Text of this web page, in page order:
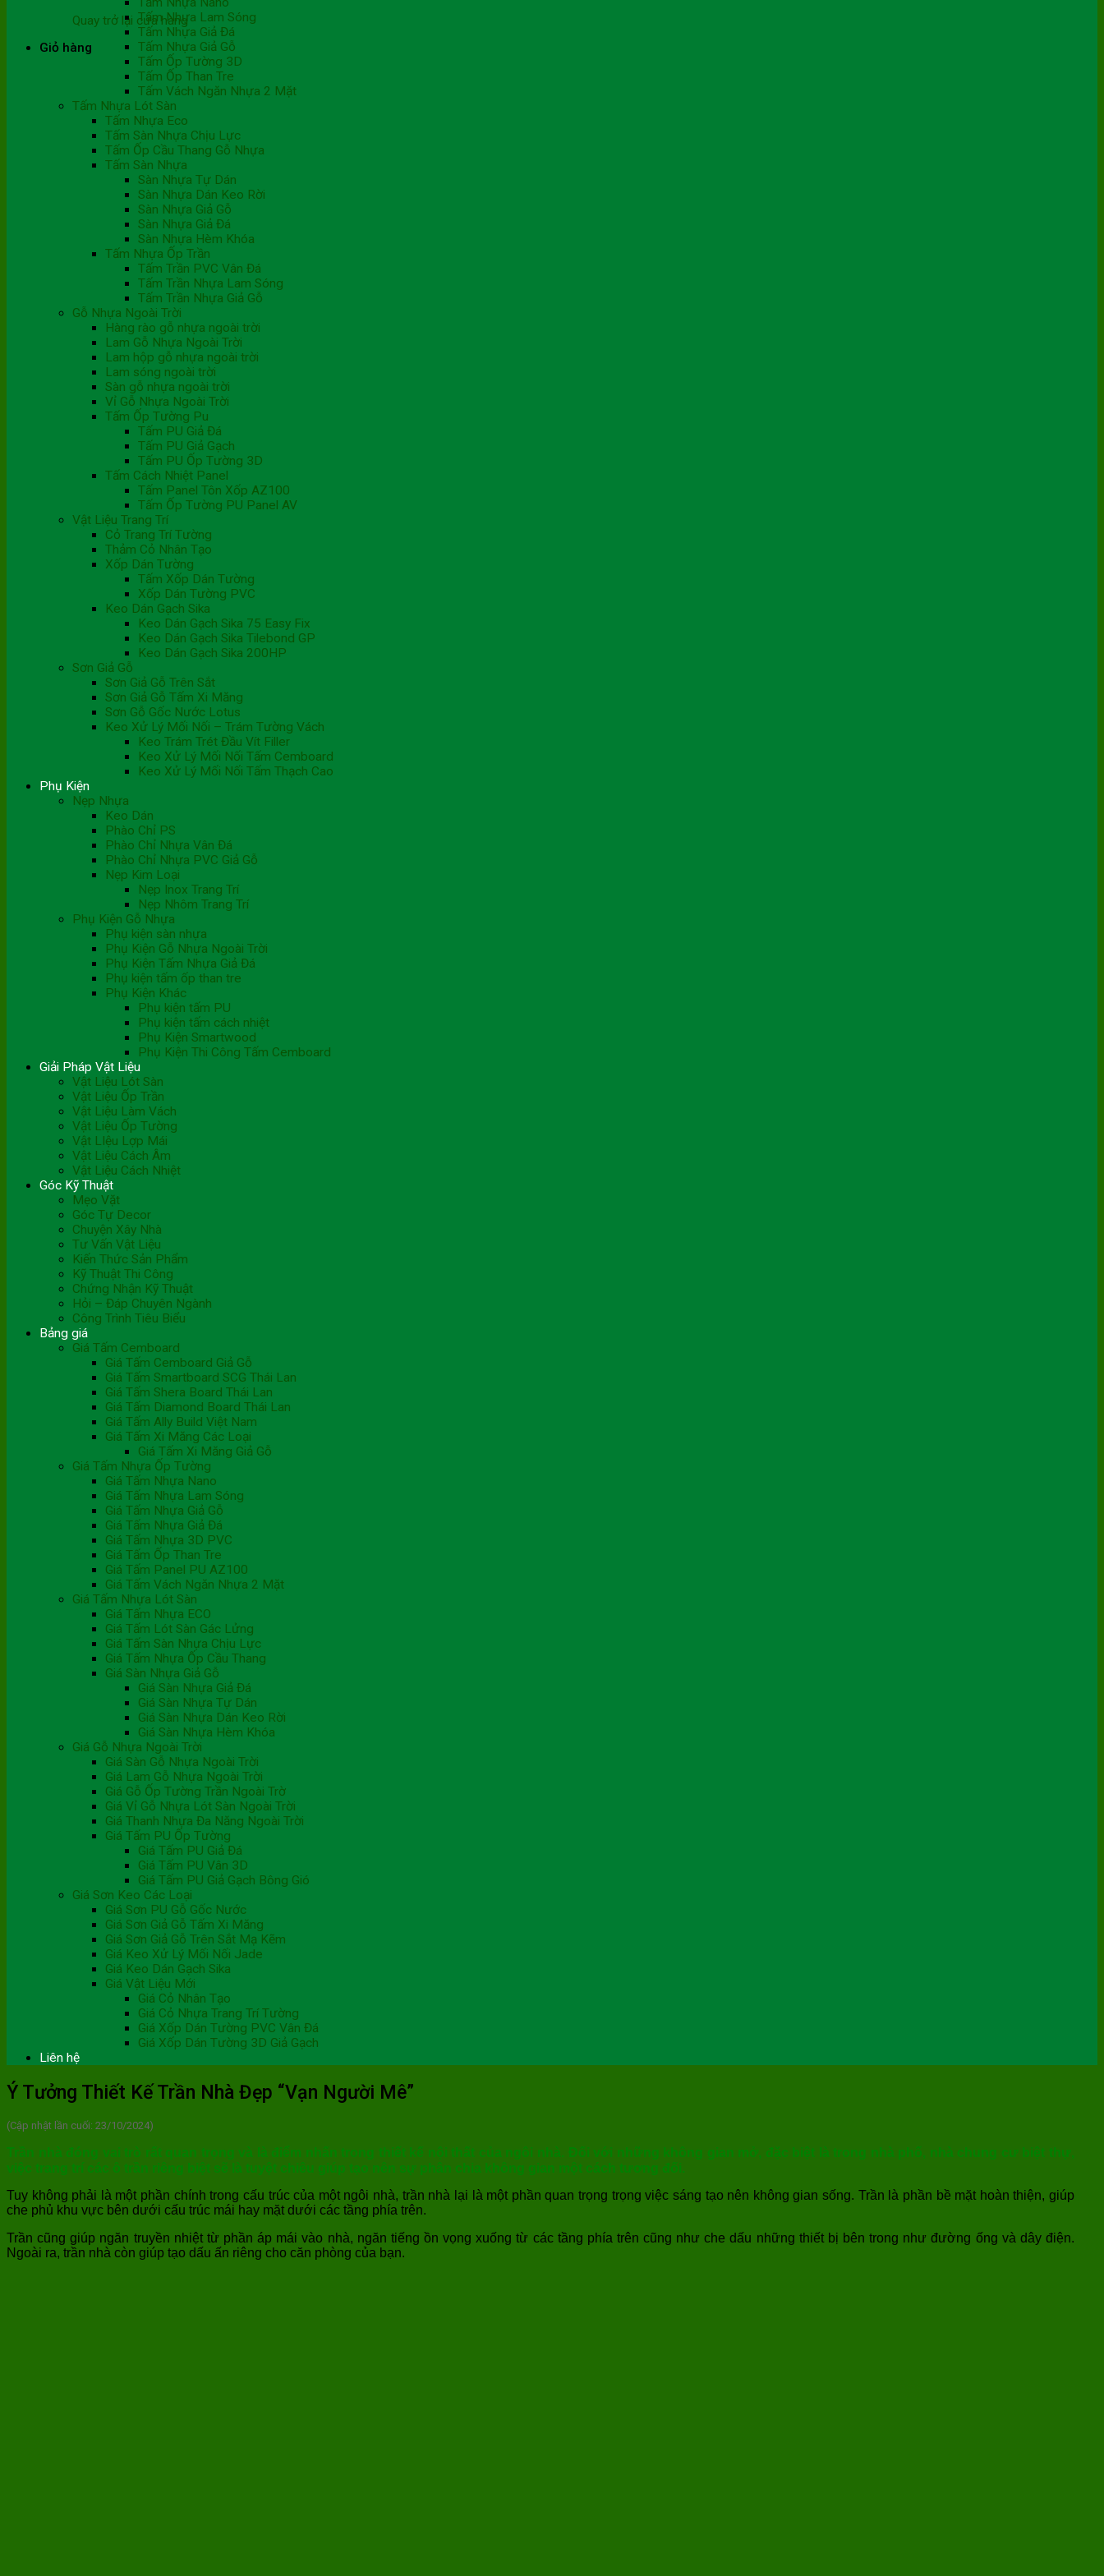
Quay trở lại cửa hàng
Giỏ hàng
Tấm Nhựa Lam Sóng
Tấm Nhựa Giả Đá
Tấm Nhựa Giả Gỗ
Tấm Ốp Tường 3D
Tấm Ốp Than Tre
Tấm Vách Ngăn Nhựa 2 Mặt
Tấm Nhựa Lót Sàn
Tấm Nhựa Eco
Tấm Sàn Nhựa Chịu Lực
Tấm Ốp Cầu Thang Gỗ Nhựa
Tấm Sàn Nhựa
Sàn Nhựa Tự Dán
Sàn Nhựa Dán Keo Rời
Sàn Nhựa Giả Gỗ
Sàn Nhựa Giả Đá
Sàn Nhựa Hèm Khóa
Tấm Nhựa Ốp Trần
Tấm Trần PVC Vân Đá
Tấm Trần Nhựa Lam Sóng
Tấm Trần Nhựa Giả Gỗ
Gỗ Nhựa Ngoài Trời
Hàng rào gỗ nhựa ngoài trời
Lam Gỗ Nhựa Ngoài Trời
Lam hộp gỗ nhựa ngoài trời
Lam sóng ngoài trời
Sàn gỗ nhựa ngoài trời
Vỉ Gỗ Nhựa Ngoài Trời
Tấm Ốp Tường Pu
Tấm PU Giả Đá
Tấm PU Giả Gạch
Tấm PU Ốp Tường 3D
Tấm Cách Nhiệt Panel
Tấm Panel Tôn Xốp AZ100
Tấm Ốp Tường PU Panel AV
Vật Liệu Trang Trí
Cỏ Trang Trí Tường
Thảm Cỏ Nhân Tạo
Xốp Dán Tường
Tấm Xốp Dán Tường
Xốp Dán Tường PVC
Keo Dán Gạch Sika
Keo Dán Gạch Sika 75 Easy Fix
Keo Dán Gạch Sika Tilebond GP
Keo Dán Gạch Sika 200HP
Sơn Giả Gỗ
Sơn Giả Gỗ Trên Sắt
Sơn Giả Gỗ Tấm Xi Măng
Sơn Gỗ Gốc Nước Lotus
Keo Xử Lý Mối Nối – Trám Tường Vách
Keo Trám Trét Đầu Vít Filler
Keo Xử Lý Mối Nối Tấm Cemboard
Keo Xử Lý Mối Nối Tấm Thạch Cao
Phụ Kiện
Nẹp Nhựa
Keo Dán
Phào Chỉ PS
Phào Chỉ Nhựa Vân Đá
Phào Chỉ Nhựa PVC Giả Gỗ
Nẹp Kim Loại
Nẹp Inox Trang Trí
Nẹp Nhôm Trang Trí
Phụ Kiện Gỗ Nhựa
Phụ kiện sàn nhựa
Phụ Kiện Gỗ Nhựa Ngoài Trời
Phụ Kiện Tấm Nhựa Giả Đá
Phụ kiện tấm ốp than tre
Phụ Kiện Khác
Phụ kiện tấm PU
Phụ kiện tấm cách nhiệt
Phụ Kiện Smartwood
Phụ Kiện Thi Công Tấm Cemboard
Giải Pháp Vật Liệu
Vật Liệu Lót Sàn
Vật Liệu Ốp Trần
Vật Liệu Làm Vách
Vật Liệu Ốp Tường
Vật LIệu Lợp Mái
Vật Liệu Cách Âm
Vật Liệu Cách Nhiệt
Góc Kỹ Thuật
Mẹo Vặt
Góc Tự Decor
Chuyện Xây Nhà
Tư Vấn Vật Liệu
Kiến Thức Sản Phẩm
Kỹ Thuật Thi Công
Chứng Nhận Kỹ Thuật
Hỏi – Đáp Chuyên Ngành
Công Trình Tiêu Biểu
Bảng giá
Giá Tấm Cemboard
Giá Tấm Cemboard Giả Gỗ
Giá Tấm Smartboard SCG Thái Lan
Giá Tấm Shera Board Thái Lan
Giá Tấm Diamond Board Thái Lan
Giá Tấm Ally Build Việt Nam
Giá Tấm Xi Măng Các Loại
Giá Tấm Xi Măng Giả Gỗ
Giá Tấm Nhựa Ốp Tường
Giá Tấm Nhựa Nano
Giá Tấm Nhựa Lam Sóng
Giá Tấm Nhựa Giả Gỗ
Giá Tấm Nhựa Giả Đá
Giá Tấm Nhựa 3D PVC
Giá Tấm Ốp Than Tre
Giá Tấm Panel PU AZ100
Giá Tấm Vách Ngăn Nhựa 2 Mặt
Giá Tấm Nhựa Lót Sàn
Giá Tấm Nhựa ECO
Giá Tấm Lót Sàn Gác Lửng
Giá Tấm Sàn Nhựa Chịu Lực
Giá Tấm Nhựa Ốp Cầu Thang
Giá Sàn Nhựa Giả Gỗ
Giá Sàn Nhựa Giả Đá
Giá Sàn Nhựa Tự Dán
Giá Sàn Nhựa Dán Keo Rời
Giá Sàn Nhựa Hèm Khóa
Giá Gỗ Nhựa Ngoài Trời
Giá Sàn Gỗ Nhựa Ngoài Trời
Giá Lam Gỗ Nhựa Ngoài Trời
Giá Gỗ Ốp Tường Trần Ngoài Trờ
Giá Vỉ Gỗ Nhựa Lót Sàn Ngoài Trời
Giá Thanh Nhựa Đa Năng Ngoài Trời
Giá Tấm PU Ốp Tường
Giá Tấm PU Giả Đá
Giá Tấm PU Vân 3D
Giá Tấm PU Giả Gạch Bông Gió
Giá Sơn Keo Các Loại
Giá Sơn PU Gỗ Gốc Nước
Giá Sơn Giả Gỗ Tấm Xi Măng
Giá Sơn Giả Gỗ Trên Sắt Mạ Kẽm
Giá Keo Xử Lý Mối Nối Jade
Giá Keo Dán Gạch Sika
Giá Vật Liệu Mới
Giá Cỏ Nhân Tạo
Giá Cỏ Nhựa Trang Trí Tường
Giá Xốp Dán Tường PVC Vân Đá
Giá Xốp Dán Tường 3D Giả Gạch
Liên hệ
Ý Tưởng Thiết Kế Trần Nhà Đẹp “Vạn Người Mê”
(Cập nhật lần cuối: 23/10/2024)
Trần nhà đóng vai trò rất quan trọng và là điểm nhấn trong thiết kế nội thất của ngôi nhà. Đối với những không gian mở, đặc biệt là trong nhà phố, nhà chung cư biệt thự,
việc trang trí các ô trần riêng biệt sẽ là tuyệt chiêu giúp tạo nên sự phân chia không gian một cách tương đối.
Tuy không phải là một phần chính trong cấu trúc của một ngôi nhà, trần nhà lại là một phần quan trọng trọng việc sáng tạo nên không gian sống. Trần là phần bề mặt hoàn thiện, giúp
che phủ khu vực bên dưới cấu trúc mái hay mặt dưới các tầng phía trên.
Trần cũng giúp ngăn truyền nhiệt từ phần áp mái vào nhà, ngăn tiếng ồn vọng xuống từ các tầng phía trên cũng như che dấu những thiết bị bên trong như đường ống và dây điện.
Ngoài ra, trần nhà còn giúp tạo dấu ấn riêng cho căn phòng của bạn.